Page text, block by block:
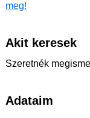
meg!
Akit keresek
Szeretnék
Adataim